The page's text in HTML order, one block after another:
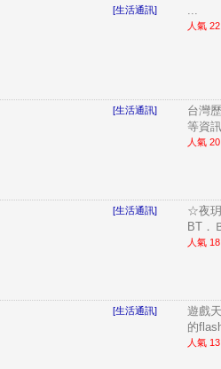
[生活通訊] ...
人氣
[生活通訊]
台灣
等資
人氣
[生活通訊]
☆夜玥
BT．
人氣
[生活通訊]
遊戲
的
人氣